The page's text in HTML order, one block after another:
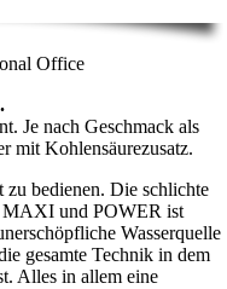
Je nach Geschmack als
mit Kohlensäurezusatz.
zu bedienen. Die schlichte
und POWER ist
Wasserquelle
gesamte Technik in dem
Alles in allem eine